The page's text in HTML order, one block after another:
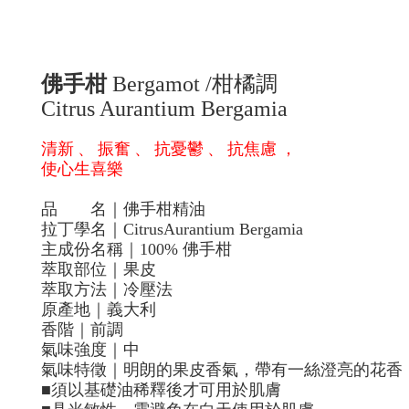
佛手柑Bergamot /柑橘調
Citrus Aurantium Bergamia
清新 、 振奮 、 抗憂鬱 、 抗焦慮
，
使心生喜樂
品
名｜佛手柑精油
拉丁學名｜ CitrusAurantium Bergamia
主成份名稱｜ 100% 佛手柑
萃取部位｜果皮
萃取方法｜冷壓法
原產地｜義大利
香階｜前調
氣味強度｜中
氣味特徵｜明朗的果皮香氣，帶有一絲澄亮的花香
■須以基礎油稀釋後才可用於肌膚